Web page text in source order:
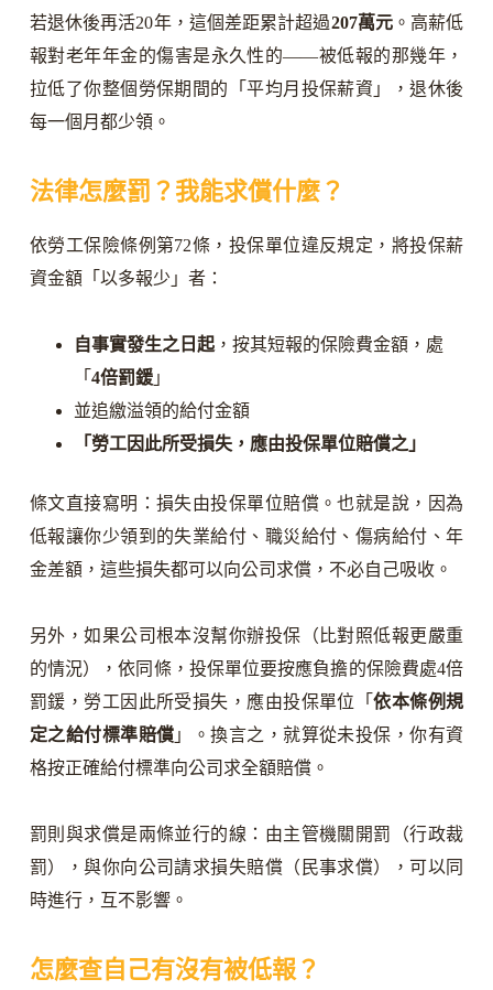
若退休後再活20年，這個差距累計超過207萬元。高薪低
報對老年年金的傷害是永久性的——被低報的那幾年，
拉低了你整個勞保期間的「平均月投保薪資」，退休後
每一個月都少領。
法律怎麼罰？我能求償什麼？
依勞工保險條例第72條，投保單位違反規定，將投保薪
資金額「以多報少」者：
自事實發生之日起，按其短報的保險費金額，處
「 4倍罰鍰」
並追繳溢領的給付金額
「勞工因此所受損失，應由投保單位賠償之」
條文直接寫明：損失由投保單位賠償。也就是說，因為
低報讓你少領到的失業給付、職災給付、傷病給付、年
金差額，這些損失都可以向公司求償，不必自己吸收。
另外，如果公司根本沒幫你辦投保（比對照低報更嚴重
的情況），依同條，投保單位要按應負擔的保險費處4倍
罰鍰，勞工因此所受損失，應由投保單位「依本條例規
定之給付標準賠償 」。換言之，就算從未投保，你有資
格按正確給付標準向公司求全額賠償。
罰則與求償是兩條並行的線：由主管機關開罰（行政裁
罰），與你向公司請求損失賠償（民事求償），可以同
時進行，互不影響。
怎麼查自己有沒有被低報？